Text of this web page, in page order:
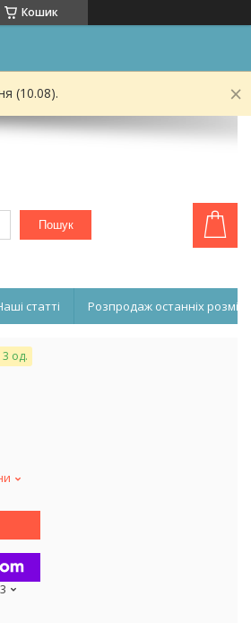
Кошик
(10.08).
Пошук
статті Розпродаж останніх
3 од.